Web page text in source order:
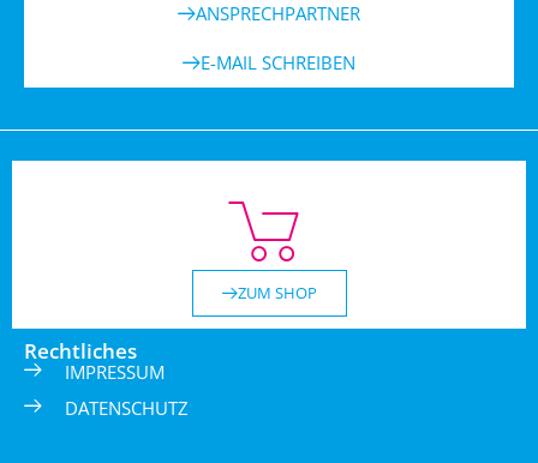
ANSPRECHPARTNER
E-MAIL SCHREIBEN
ZUM SHOP
Rechtliches
IMPRESSUM
DATENSCHUTZ